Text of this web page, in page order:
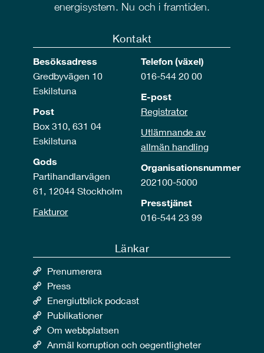
energisystem. Nu och i framtiden.
Kontakt
Besöksadress
Gredbyvägen 10
Eskilstuna
Post
Box 310, 631 04
Eskilstuna
Gods
Partihandlarvägen
61, 12044 Stockholm
Fakturor
Telefon (växel)
016-544 20 00
E-post
Registrator
Utlämnande av
allmän handling
Organisationsnummer
202100-5000
Presstjänst
016-544 23 99
Länkar
Prenumerera
Press
Energiutblick podcast
Publikationer
Om webbplatsen
Anmäl korruption och oegentligheter